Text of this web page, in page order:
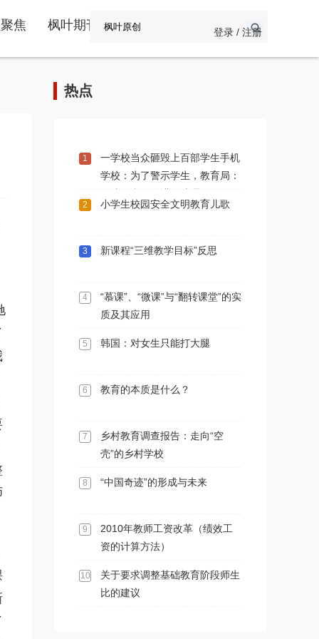
焦 枫叶期刊 登录 / 注册
热点
1
一学校当众砸毁上百部学生手机
学校：为了警示学生，教育局：
2 小学生校园安全文明教育儿歌
3 新课程“三维教学目标”反思
4
“慕课”、“微课”与“翻转课堂”的实
质及其应用
5 韩国：对女生只能打大腿
6 教育的本质是什么？
7
乡村教育调查报告：走向“空
壳”的乡村学校
8 “中国奇迹”的形成与未来
9
2010年教师工资改革（绩效工
资的计算方法）
10
关于要求调整基础教育阶段师生
比的建议